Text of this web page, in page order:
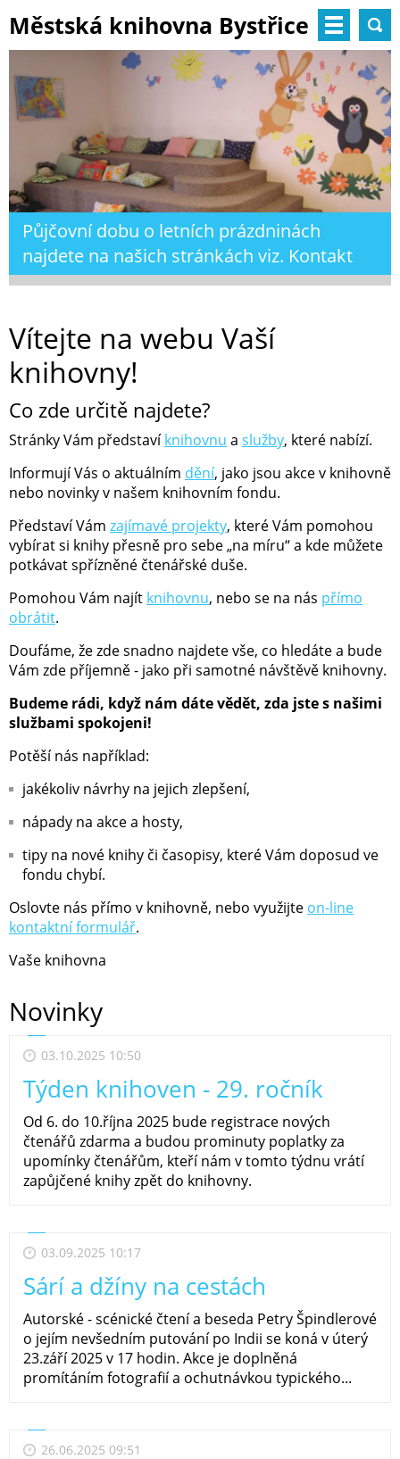
Městská knihovna Bystřice
nad Pernštejnem
Půjčovní dobu o letních prázdninách
najdete na našich stránkách viz. Kontakt
Vítejte na webu Vaší
knihovny!
Co zde určitě najdete?
Stránky Vám představíknihovnu a služby, které nabízí.
Informují Vás o aktuálním dění, jako jsou akce v knihovně
nebo novinky v našem knihovním fondu.
Představí Vám zajímavé projekty, které Vám pomohou
vybírat si knihy přesně pro sebe „na míru“ a kde můžete
potkávat spřízněné čtenářské duše.
Pomohou Vám najít knihovnu, nebo se na nás přímo
obrátit.
Doufáme, že zde snadno najdete vše, co hledáte a bude
Vám zde příjemně - jako při samotné návštěvě knihovny.
Budeme rádi, když nám dáte vědět, zda jste s našimi
službami spokojeni!
Potěší nás například:
jakékoliv návrhy na jejich zlepšení,
nápady na akce a hosty,
tipy na nové knihy či časopisy, které Vám doposud ve
fondu chybí.
Oslovte nás přímo v knihovně, nebo využijte on-line
kontaktní formulář.
Vaše knihovna
Novinky
03.10.2025 10:50
Týden knihoven - 29. ročník
Od 6. do 10.října 2025 bude registrace nových
čtenářů zdarma a budou prominuty poplatky za
upomínky čtenářům, kteří nám v tomto týdnu vrátí
zapůjčené knihy zpět do knihovny.
03.09.2025 10:17
Sárí a džíny na cestách
Autorské - scénické čtení a beseda Petry Špindlerové
o jejím nevšedním putování po Indii se koná v úterý
23.září 2025 v 17 hodin. Akce je doplněná
promítáním fotografií a ochutnávkou typického...
26.06.2025 09:51